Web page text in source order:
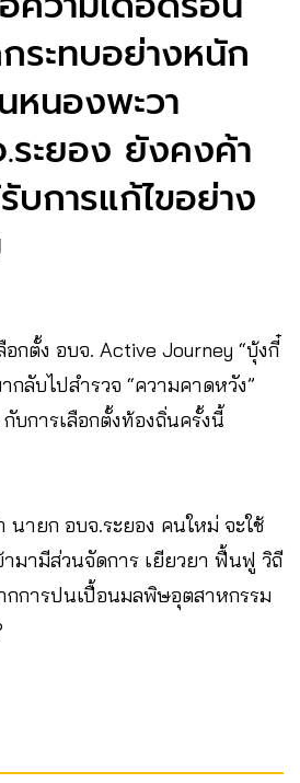
ระทบอย่างหนัก
หนองพะวา
ระยอง ยังคงค้า
บการแก้ไขอย่าง
กตั้ง อบจ. Active Journey “บุ้งกี๋
ลับไปสำรวจ “ความคาดหวัง”
บการเลือกตั้งท้องถิ่นครั้งนี้
นายก อบจ.ระยอง คนใหม่ จะใช้
มามีส่วนจัดการ เยียวยา ฟื้นฟู วิถี
กการปนเปื้อนมลพิษอุตสาหกรรม